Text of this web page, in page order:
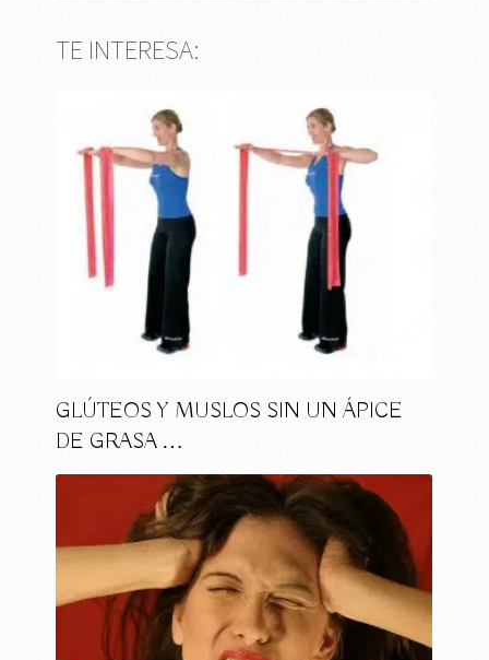
TE INTERESA:
GLÚTEOS Y MUSLOS SIN UN ÁPICE
DE GRASA …